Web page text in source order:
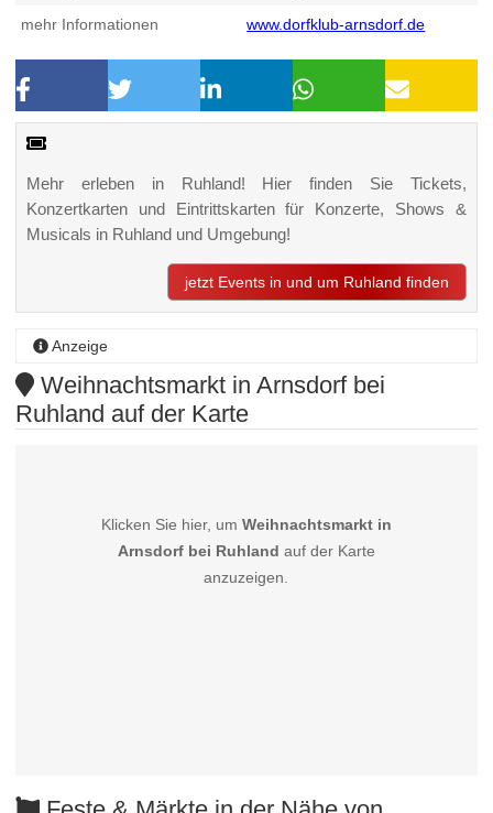
mehr Informationen www.dorfklub-arnsdorf.de
Mehr erleben in Ruhland! Hier finden Sie Tickets,
Konzertkarten und Eintrittskarten für Konzerte, Shows &
Musicals in Ruhland und Umgebung!
jetzt Events in und um Ruhland finden
Anzeige
Weihnachtsmarkt in Arnsdorf bei
Ruhland auf der Karte
Klicken Sie hier, um Weihnachtsmarkt in
Arnsdorf bei Ruhland auf der Karte
anzuzeigen.